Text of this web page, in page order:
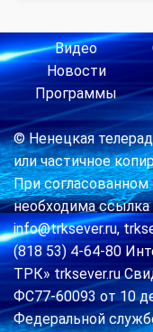
Видео
Новости
Программы
© Ненецкая
или частичное
При согласованном
необходима ссылка
info@trksever.ru,
(818 53) 4-64-80
ТРК» trksever.ru
ФС77-60093 от 10
Федеральной